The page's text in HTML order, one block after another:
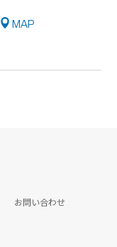
MAP
お問い合わせ